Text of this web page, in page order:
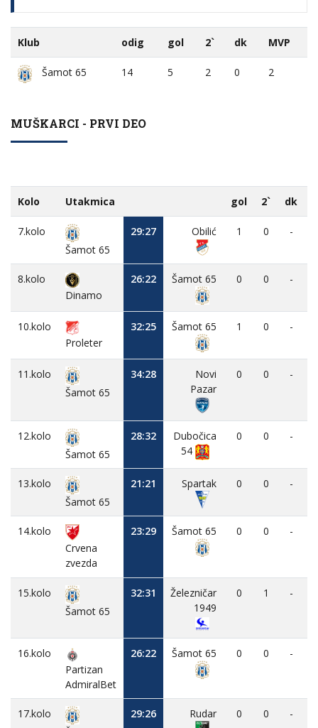
Klub odig gol 2` dk MVP
Šamot 65 14 5 2 0 2
MUŠKARCI - PRVI DEO
Kolo Utakmica gol 2` dk
7.kolo
Šamot 65
29:27 Obilić 1 0 -
8.kolo
Dinamo
26:22 Šamot 65 0 0 -
10.kolo
Proleter
32:25 Šamot 65 1 0 -
11.kolo
Šamot 65
34:28
Novi
Pazar
0 0 -
12.kolo
Šamot 65
28:32
Dubočica
54
0 0 -
13.kolo
Šamot 65
21:21 Spartak 0 0 -
14.kolo
Crvena
zvezda
23:29 Šamot 65 0 0 -
15.kolo
Šamot 65
32:31
Železničar
1949
0 1 -
16.kolo
Partizan
AdmiralBet
26:22 Šamot 65 0 0 -
17.kolo
29:26 Rudar 0 0 -